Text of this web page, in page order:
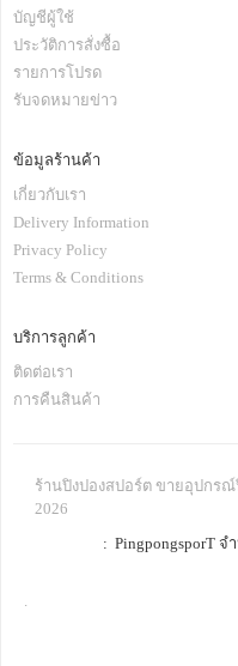
บัญชีผู้ใช้
ประวัติการสั่งซื้อ
รายการโปรด
รับจดหมายข่าว
ข้อมูลร้านค้า
เกี่ยวกับเรา
Delivery Information
Privacy Policy
Terms & Conditions
บริการลูกค้า
ติดต่อเรา
การคืนสินค้า
ร้านปิงปองสปอร์ต ขายอุปกรณ์
2026
: PingpongsporT
.